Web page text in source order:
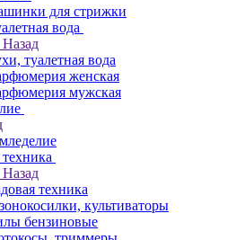
для стрижки
вода
Назад
туалетная вода
женская
мужская
Назад
техника
культиваторы
бензиновые